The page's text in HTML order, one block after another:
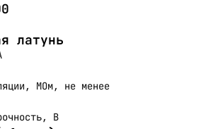
латунь
МОм, не менее
В